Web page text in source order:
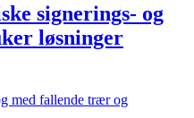
signerings- og
løsninger